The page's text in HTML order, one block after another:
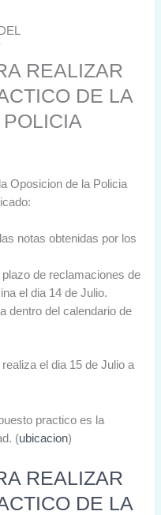
REALIZAR
DE LA
Oposicion de la Policia
notas obtenidas por los
de reclamaciones de
el dia 14 de Julio.
dentro del calendario de
el dia 15 de Julio a
practico es la
(ubicacion)
REALIZAR
DE LA